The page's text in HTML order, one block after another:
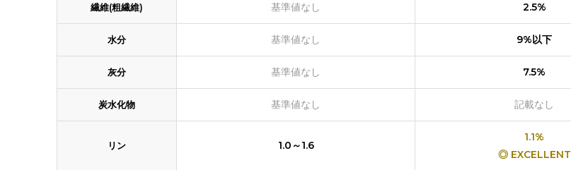
繊維(粗繊維) 基準値なし 2.5%
水分 基準値なし 9%以下
灰分 基準値なし 7.5%
炭水化物 基準値なし 記載なし
リン 1.0～1.6
1.1%
◎ EXCELLENT